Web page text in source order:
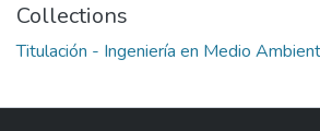
Collections
Titulación - Ingeniería en Medio